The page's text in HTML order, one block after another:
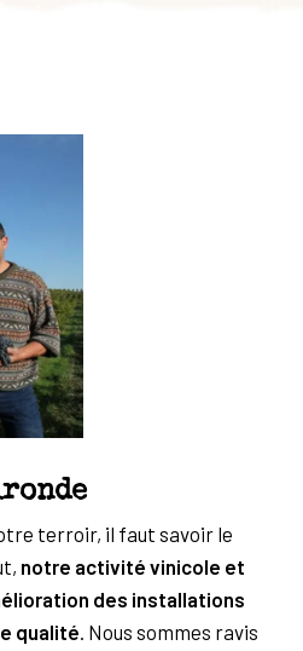
terroir, il faut savoir le
notre activité vinicole et
des installations
qualité. Nous sommes ravis